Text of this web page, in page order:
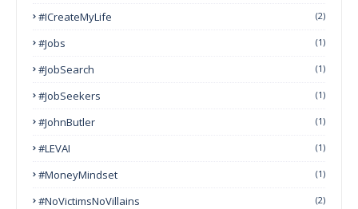
#ICreateMyLife (2)
#Jobs (1)
#JobSearch (1)
#JobSeekers (1)
#JohnButler (1)
#LEVAI (1)
#MoneyMindset (1)
#NoVictimsNoVillains (2)